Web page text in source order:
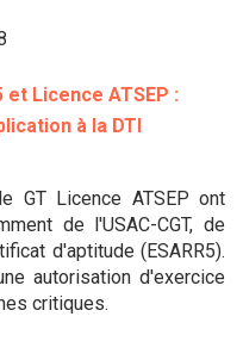
et Licence ATSEP :
à la DTI
GT Licence ATSEP ont
de l'USAC-CGT, de
d'aptitude (ESARR5).
autorisation d'exercice
critiques.